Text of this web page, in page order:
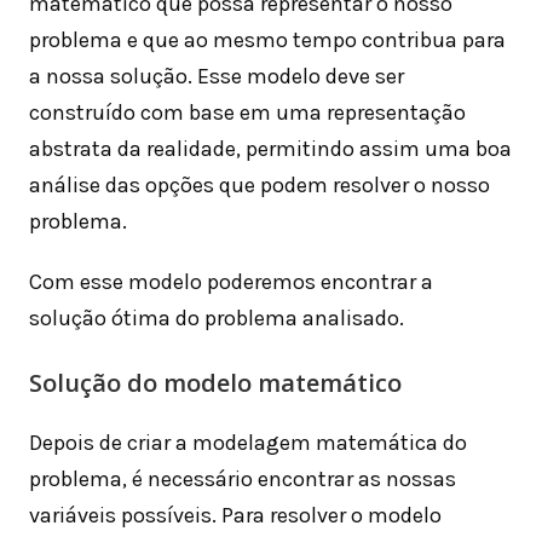
problema e que ao mesmo tempo contribua para
a nossa solução. Esse modelo deve ser
construído com base em uma representação
abstrata da realidade, permitindo assim uma boa
análise das opções que podem resolver o nosso
problema.
Com esse modelo poderemos encontrar a
solução ótima do problema analisado.
Solução do modelo matemático
Depois de criar a modelagem matemática do
problema, é necessário encontrar as nossas
variáveis possíveis. Para resolver o modelo